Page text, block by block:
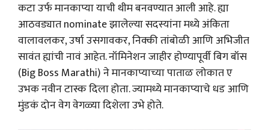
कटा उर्फ मानकाप्या याची थीम बनवण्यात आली आहे. ह्या
आठवड्यात nominate झालेल्या सदस्यांना मध्ये अंकिता
वालावलकर, उर्षा उसगावकर, निक्की तांबोळी आणि अभिजीत
सावंत ह्यांची नावं आहेत. नॉमिनेशन जाहीर होण्यापूर्वी बिग बॉस
(Big Boss Marathi) ने मानकाप्याच्या पाताळ लोकात ए
उभक नवीन टास्क दिला होता. ज्यामध्ये मानकाप्याचे धड आणि
मुंडकं दोन वेग वेगळ्या दिशेला उभे होते.